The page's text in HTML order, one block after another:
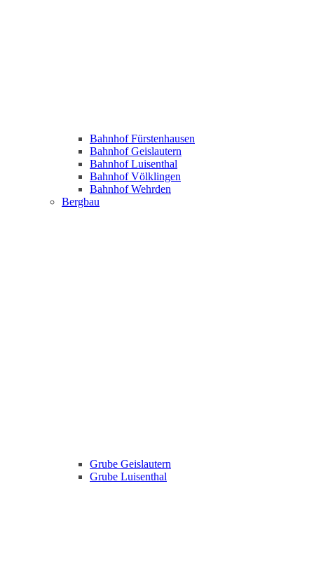
Bahnhof Fürstenhausen
Bahnhof Geislautern
Bahnhof Luisenthal
Bahnhof Völklingen
Bahnhof Wehrden
Bergbau
Grube Geislautern
Grube Luisenthal